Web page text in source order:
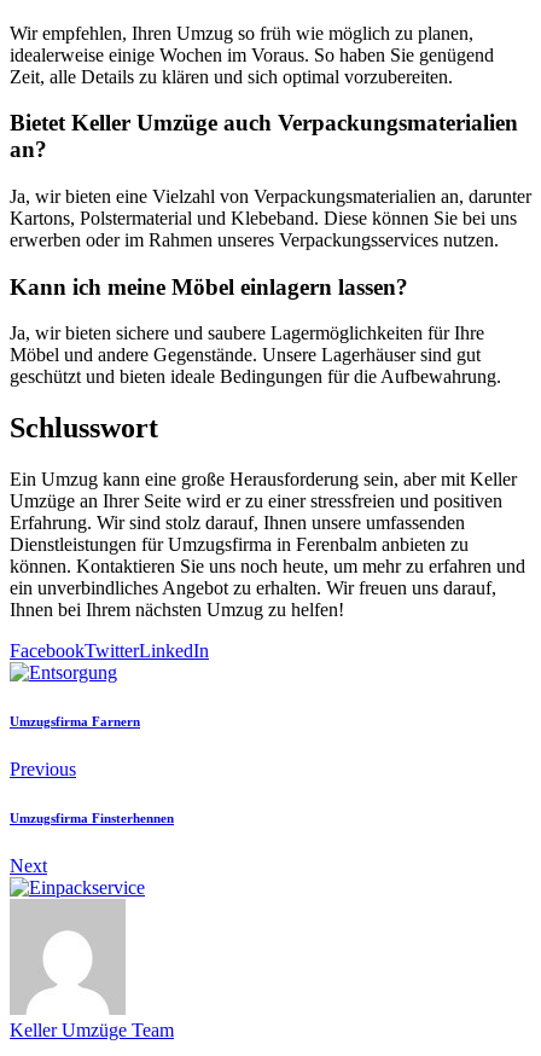
Wir empfehlen, Ihren Umzug so früh wie möglich zu planen,
idealerweise einige Wochen im Voraus. So haben Sie genügend
Zeit, alle Details zu klären und sich optimal vorzubereiten.
Bietet Keller Umzüge auch Verpackungsmaterialien
an?
Ja, wir bieten eine Vielzahl von Verpackungsmaterialien an, darunter
Kartons, Polstermaterial und Klebeband. Diese können Sie bei uns
erwerben oder im Rahmen unseres Verpackungsservices nutzen.
Kann ich meine Möbel einlagern lassen?
Ja, wir bieten sichere und saubere Lagermöglichkeiten für Ihre
Möbel und andere Gegenstände. Unsere Lagerhäuser sind gut
geschützt und bieten ideale Bedingungen für die Aufbewahrung.
Schlusswort
Ein Umzug kann eine große Herausforderung sein, aber mit Keller
Umzüge an Ihrer Seite wird er zu einer stressfreien und positiven
Erfahrung. Wir sind stolz darauf, Ihnen unsere umfassenden
Dienstleistungen für Umzugsfirma in Ferenbalm anbieten zu
können. Kontaktieren Sie uns noch heute, um mehr zu erfahren und
ein unverbindliches Angebot zu erhalten. Wir freuen uns darauf,
Ihnen bei Ihrem nächsten Umzug zu helfen!
FacebookTwitterLinkedIn
Umzugsfirma Farnern
Previous
Umzugsfirma Finsterhennen
Next
Keller Umzüge Team